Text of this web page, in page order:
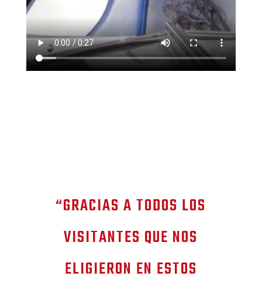
“GRACIAS A TODOS LOS
VISITANTES QUE NOS
ELIGIERON EN ESTOS